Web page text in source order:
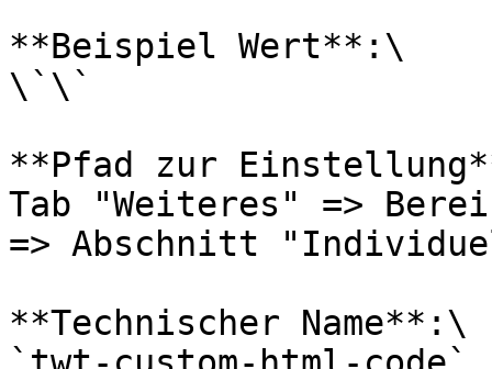
**Beispiel Wert**:\
\`\`
**Pfad zur
Tab "Weiteres" =>
=> Abschnitt
**Technischer Name**:\